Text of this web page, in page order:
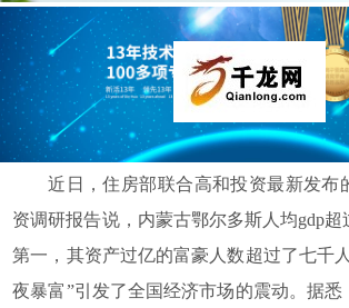
近日，住房部联合高和投资最新发布
资调研报告说，内蒙古鄂尔多斯人均gdp超
第一，其资产过亿的富豪人数超过了七千
夜暴富”引发了全国经济市场的震动。据悉